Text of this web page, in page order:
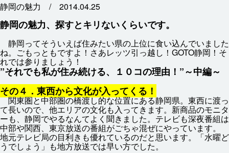
静岡の魅力 / 2014.04.25
静岡の魅力、 探すとキリないくらいです。
静岡ってそういえば住みたい県の上位に食い込んでいました
ね。ごもっともですよ！さあレッツ引 っ越し！GOTO静岡 ！そ
れでは参りましょう！
”それでも私が住み続ける、１０コの理由 ！”～中編～
その４． 東西から文化が入ってくる！
関東圏と中部圏の橋渡し的な位置にある静岡県。 東西に渡っ
て長いので、 他エリアの文化も入ってきます。 新商品のモニタ
ーも、 静岡でやるなんてよく 聞きました。テレビも深夜番組は
中部や関西、 東京放送の番組がごちゃ混ぜにやっています。
地元テレビ局の目利きも優れているのだと思います。「水曜ど
うでしょう」も地方放送では早い方でした。